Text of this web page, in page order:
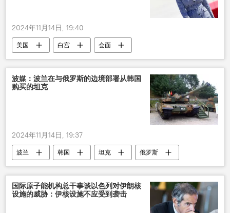
2024年11月14日, 19:40
美国 白宫 会面
波媒：波兰在与俄罗斯的边境部署从韩国
购买的坦克
2024年11月14日, 19:37
波兰 韩国 坦克
俄罗斯
边境
国际原子能机构总干事谈以色列对伊朗核
设施的威胁：伊核设施不应受到袭击